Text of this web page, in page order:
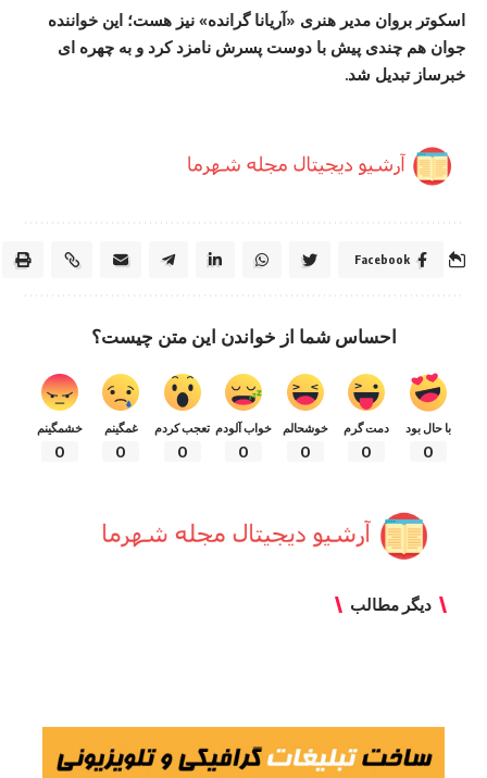
اسکوتر بروان مدیر هنری «آریانا گرانده» نیز هست؛ این خواننده
جوان هم چندی پیش با دوست پسرش نامزد کرد و به چهره ای
خبرساز تبدیل شد.
Facebook
احساس شما از خواندن این متن چیست؟
با حال بود
0
دمت گرم
0
خوشحالم
0
خواب آلودم
0
تعجب کردم
0
غمگینم
0
خشمگینم
0
دیگر مطالب